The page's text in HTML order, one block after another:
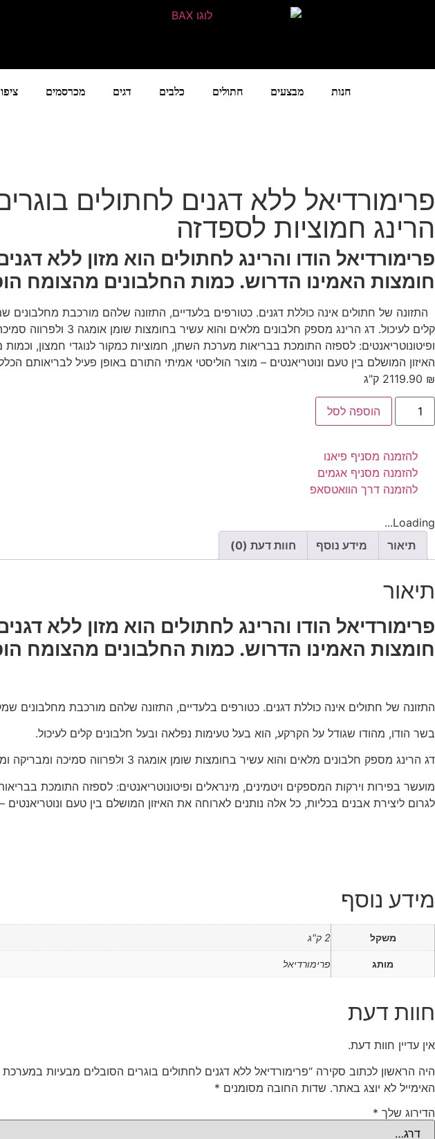
חנות מבצעים חתולים כלבים דגים מכרסמים
פרימורדיאל ללא דגנים לחתולים
הרינג חמוציות לספדזה
פרימורדיאל הודו והרינג לחתולים הוא מזון ללא
חומצות האמינו הדרוש. כמות החלבונים מהצומח
התזונה של חתולים אינה כוללת דגנים. כטורפים בלעדיים, התזונה שלהם מורכבת
קלים לעיכול. דג
ופיטונוטריאנטים: לספזה התומכת בבריאות מערכת השתן, חמוציות כמקור לנוגדי חמצון,
האיזון המושלם בין טעם ונוטריאנטים – מוצר הוליסטי אמיתי התורם באופן פעיל לבריאותם
119.90 ₪ 2 ק"ג
הוספה לסל
להזמנה מסניף פיאנו
להזמנה מסניף אגמים
להזמנה דרך הוואטסאפ
Loading...
תיאור
מידע נוסף חוות דעת (0)
תיאור
פרימורדיאל הודו והרינג לחתולים הוא מזון ללא
חומצות האמינו הדרוש. כמות החלבונים מהצומח
התזונה של חתולים אינה כוללת דגנים. כטורפים בלעדיים, התזונה שלהם מורכבת מחלבונים
בשר הודו, מהודו שגודל על הקרקע, הוא בעל טעימות נפלאה ובעל חלבונים קלים לעיכול.
דג הרינג מספק חלבונים מלאים והוא עשיר בחומצות שומן אומגה 3 ולפרווה סמיכה ומבריקה ומיטיבה עם מערכת כלי הדם והלב.
מועשר בפירות וירקות המספקים ויטמינים, מינראלים ופיטונוטריאנטים: לספזה התומכת
לגרום ליצירת אבנים בכליות, כל אלה נותנים לארוחה את האיזון המושלם בין טעם
מידע נוסף
משקל 2 ק"ג
מותג פרימורדיאל
חוות דעת
אין עדיין חוות דעת.
היה הראשון לכתוב סקירה “פרימורדיאל ללא דגנים לחתולים בוגרים הסובלים מבעיות
האימייל לא יוצג באתר. שדות החובה מסומנים *
הדירוג שלך *